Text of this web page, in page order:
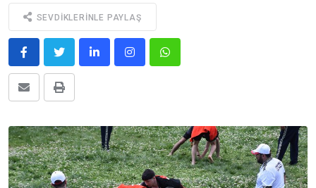
SEVDIKLERINLE PAYLAŞ